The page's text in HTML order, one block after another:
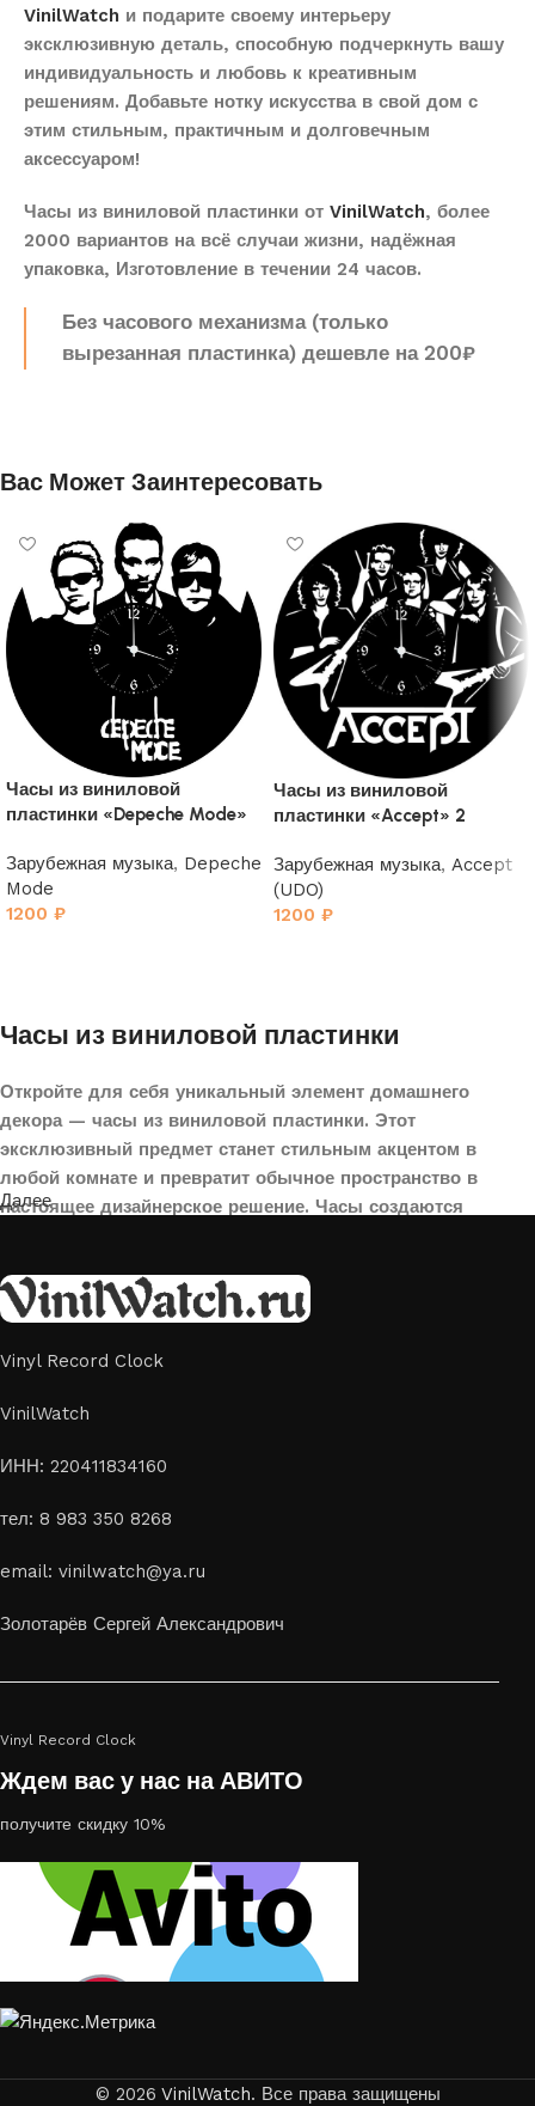
VinilWatch и подарите своему интерьеру
эксклюзивную деталь, способную подчеркнуть вашу
индивидуальность и любовь к креативным
решениям. Добавьте нотку искусства в свой дом с
этим стильным, практичным и долговечным
аксессуаром!
Часы из виниловой пластинки от VinilWatch, более
2000 вариантов на всё случаи жизни, надёжная
упаковка, Изготовление в течении 24 часов.
Без часового механизма (только
вырезанная пластинка) дешевле на 200₽
Вас Может Заинтересовать
Часы из виниловой
пластинки «Depeche Mode»
Зарубежная музыка, Depeche
Mode
1200 ₽
Часы из виниловой
пластинки «Accept» 2
Зарубежная музыка, Accept
(UDO)
1200 ₽
Часы из виниловой пластинки
Откройте для себя уникальный элемент домашнего
декора — часы из виниловой пластинки. Этот
эксклюзивный предмет станет стильным акцентом в
любой комнате и превратит обычное пространство в
настоящее дизайнерское решение. Часы создаются
аксессуар идеально подойдет для гостиной, спальни,
офиса или даже для оформления кафе, студии или
творческого пространства.
Картины на стекле и дереве
Лазерная гравировка на стекле или дереве, оригинальный
или украсить свой дом
украсить пространство, лазерная гравировка фото по дереву
Далее
Vinyl Record Clock
VinilWatch
ИНН: 220411834160
тел: 8 983 350 8268
email: vinilwatch@ya.ru
Золотарёв Сергей Александрович
Vinyl Record Clock
Ждем вас у нас на АВИТО
получите скидку 10%
© 2026 VinilWatch. Все права защищены